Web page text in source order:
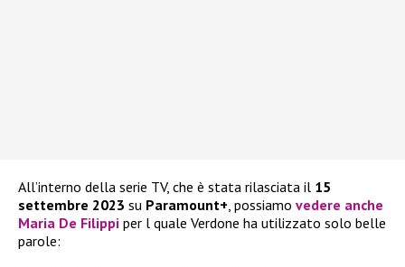
All’interno della serie TV, che è stata rilasciata il 15
settembre 2023 su Paramount+, possiamo vedere anche
Maria De Filippi per l quale Verdone ha utilizzato solo belle
parole: